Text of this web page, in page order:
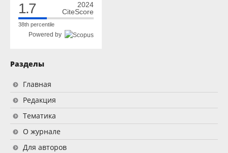
1.7
2024
CiteScore
38th percentile
Powered by
Разделы
Главная
Редакция
Тематика
О журнале
Для авторов